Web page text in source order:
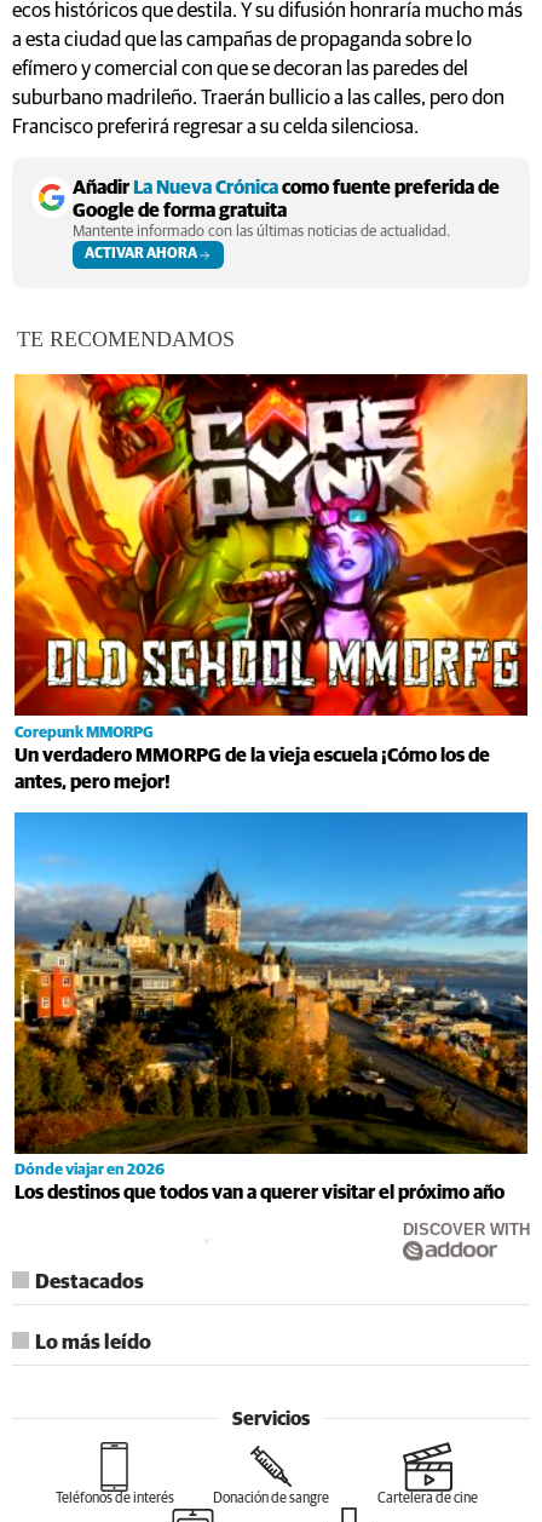
ecos históricos que destila. Y su difusión honraría mucho más
a esta ciudad que las campañas de propaganda sobre lo
efímero y comercial con que se decoran las paredes del
suburbano madrileño. Traerán bullicio a las calles, pero don
Francisco preferirá regresar a su celda silenciosa.
Añadir La Nueva Crónicacomo fuente preferida de
Google de forma gratuita
Mantente informado con las últimas noticias de actualidad.
ACTIVAR AHORA
TE RECOMENDAMOS
Corepunk MMORPG
Un verdadero MMORPG de la vieja escuela ¡Cómo los de
antes, pero mejor!
Dónde viajar en 2026
Los destinos que todos van a querer visitar el próximo año
DISCOVER WITH
Destacados
Lo más leído
Servicios
Teléfonos de interés Donación de sangre Cartelera de cine